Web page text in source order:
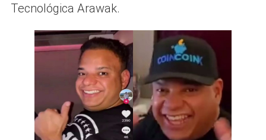
Tecnológica Arawak.